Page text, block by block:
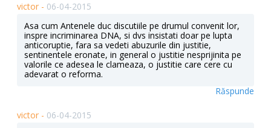
victor - 06-04-2015
Asa cum Antenele duc discutiile pe drumul convenit lor,
inspre incriminarea DNA, si dvs insistati doar pe lupta
anticoruptie, fara sa vedeti abuzurile din justitie,
sentinentele eronate, in general o justitie nesprijinita pe
valorile ce adesea le clameaza, o justitie care cere cu
adevarat o reforma.
Răspunde
victor - 06-04-2015